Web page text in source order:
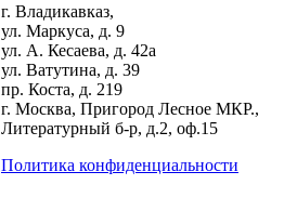
г. Владикавказ,
ул. Маркуса, д. 9
ул. А. Кесаева, д. 42а
ул. Ватутина, д. 39
пр. Коста, д. 219
г. Москва, Пригород Лесное МКР.,
Литературный б-р, д.2, оф.15
Политика конфиденциальности